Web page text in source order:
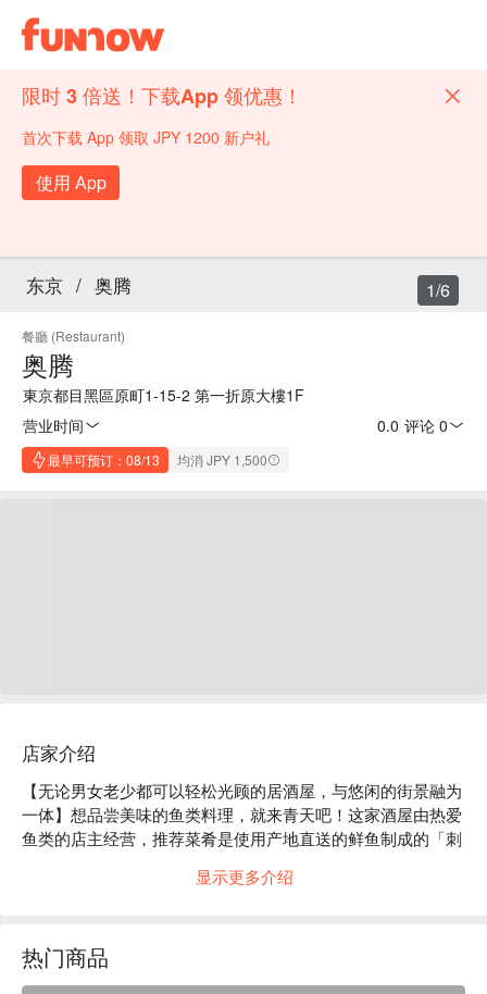
限时 3 倍送！下载App 领优惠！
首次下载 App 领取 JPY 1200 新户礼
使用 App
东京 / 奥腾
餐廳 (Restaurant)
奥腾
東京都目黑區原町1-15-2 第一折原大樓1F
营业时间
0.0 评论 0
最早可预订：08/13 均消 JPY 1,500
1/6
店家介绍
【无论男女老少都可以轻松光顾的居酒屋，与悠闲的街景融为
一体】想品尝美味的鱼类料理，就来青天吧！这家酒屋由热爱
鱼类的店主经营，推荐菜肴是使用产地直送的鲜鱼制成的「刺
鱼、炸鱼、烤鱼等丰盛的鱼类菜肴外，餐厅还提供均衡的肉类
厅后方设有下沉式暖桌，可容纳约10人，非常适合聚会！吧台
座位和桌椅座位都挤满了各种各样的客人，包括个人、情侣以
显示更多介绍
热门商品